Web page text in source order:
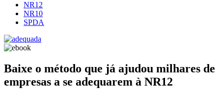
NR12
NR10
SPDA
Baixe o método que já ajudou milhares de
empresas a se adequarem à NR12